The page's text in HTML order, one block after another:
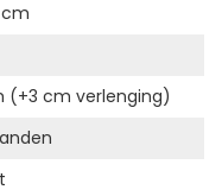
cm
(+3 cm verlenging)